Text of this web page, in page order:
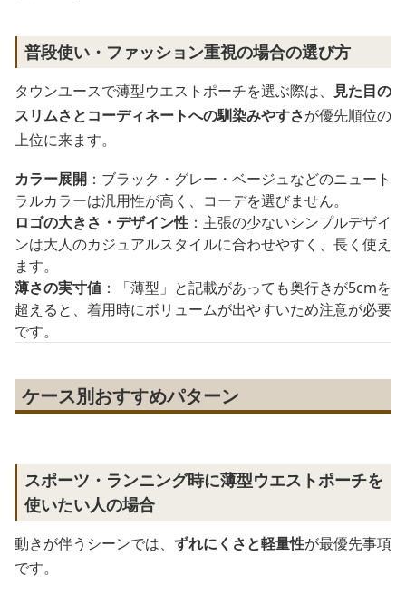
普段使い・ファッション重視の場合の選び方
タウンユースで薄型ウエストポーチを選ぶ際は、
見た目の
スリムさとコーディネートへの馴染みやすさが優先順位の
上位に来ます。
カラー展開 ：ブラック・グレー・ベージュなどのニュート
ラルカラーは汎用性が高く、コーデを選びません。
ロゴの大きさ・デザイン性 ：主張の少ないシンプルデザイ
ンは大人のカジュアルスタイルに合わせやすく、長く使え
ます。
薄さの実寸値 ：「薄型」と記載があっても奥行きが5cmを
超えると、着用時にボリュームが出やすいため注意が必要
です。
ケース別おすすめパターン
スポーツ・ランニング時に薄型ウエストポーチを
使いたい人の場合
動きが伴うシーンでは、 ずれにくさと軽量性が最優先事項
です。